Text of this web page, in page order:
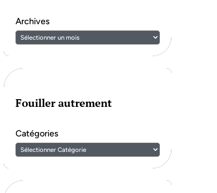
Archives
Fouiller autrement
Catégories